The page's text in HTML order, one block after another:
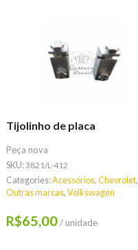
Tijolinho de placa
Peça nova
SKU:3821/L-412
Categories:Acessórios, Chevrolet,
Outras marcas, Volkswagen
R$65,00/ unidade